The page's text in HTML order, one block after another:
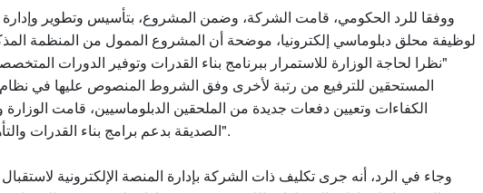
ووفقا للرد الحكومي، قامت الشركة، وضمن المشروع، بتأسيس وتطوير وإدارة
"نظرا لحاجة الوزارة للاستمرار ببرنامج بناء القدرات وتوفير الدورات
المستحقين للترفيع من رتبة لأخرى وفق الشروط المنصوص عليها في
الكفاءات وتعيين دفعات جديدة من الملحقين الدبلوماسيين، قامت
الصديقة بدعم برامج بناء القدرات والتأهيل والتعيين والتدريب لموظفي الوزارة".
وجاء في الرد، أنه جرى تكليف ذات الشركة بإدارة المنصة الإلكترونية